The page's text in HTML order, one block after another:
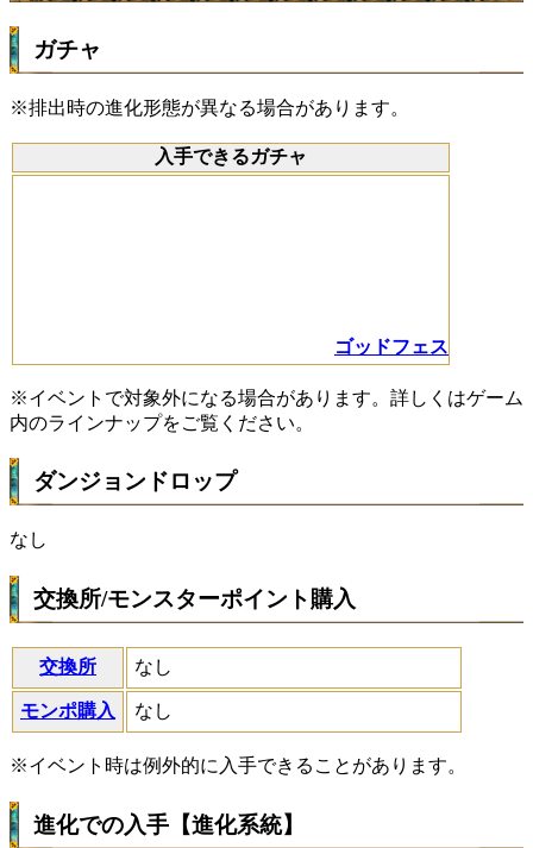
ガチャ
※排出時の進化形態が異なる場合があります。
入手できるガチャ
ゴッドフェス
※イベントで対象外になる場合があります。詳しくはゲーム
内のラインナップをご覧ください。
ダンジョンドロップ
なし
交換所/モンスターポイント購入
交換所 なし
モンポ購入 なし
※イベント時は例外的に入手できることがあります。
進化での入手【進化系統】